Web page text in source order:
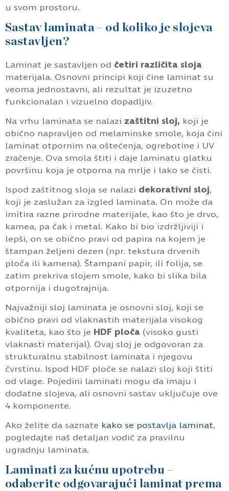
u svom prostoru.
Sastav laminata – od koliko je slojeva
sastavljen?
Laminat je sastavljen od četiri različita sloja
materijala. Osnovni principi koji čine laminat su
veoma jednostavni, ali rezultat je izuzetno
funkcionalan i vizuelno dopadljiv.
Na vrhu laminata se nalazi zaštitni sloj, koji je
obično napravljen od melaminske smole, koja čini
laminat otpornim na oštećenja, ogrebotine i UV
zračenje. Ova smola štiti i daje laminatu glatku
površinu koja je otporna na mrlje i lako se čisti.
Ispod zaštitnog sloja se nalazi dekorativni sloj,
koji je zaslužan za izgled laminata. On može da
imitira razne prirodne materijale, kao što je drvo,
kamea, pa čak i metal. Kako bi bio izdržljiviji i
lepši, on se obično pravi od papira na kojem je
štampan željeni dezen (npr. tekstura drvenih
ploča ili kamena). Štampani papir, ili folija, se
zatim prekriva slojem smole, kako bi slika bila
otpornija i dugotrajnija.
Najvažniji sloj laminata je osnovni sloj, koji se
obično pravi od vlaknastih materijala visokog
kvaliteta, kao što je HDF ploča (visoko gusti
vlaknasti materijal). Ovaj sloj je odgovoran za
strukturalnu stabilnost laminata i njegovu
čvrstinu. Ispod HDF ploče se nalazi sloj koji štiti
od vlage. Pojedini laminati mogu da imaju i
dodatne slojeva, ali osnovni sastav uključuje ove
4 komponente.
Ako želite da saznate kako se postavlja laminat,
pogledajte naš detaljan vodič za pravilnu
ugradnju laminata.
Laminati za kućnu upotrebu –
odaberite odgovarajući laminat prema